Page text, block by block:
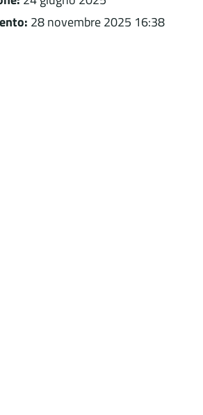
28 novembre 2025 16:38